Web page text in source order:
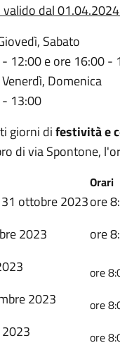
valido dal
Sabato
12:00 e ore 16:00 -
Domenica
13:00
giorni difestività e
di via Spontone,
Orari
ottobre 2023ore
2023
ore
ore
2023
ore
ore